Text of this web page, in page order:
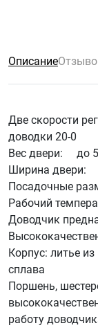
Описание
Две скорости
доводки 20-0
Вес двери: до
Ширина двери:
Посадочные
Рабочий
Доводчик
Корпус: литье
сплава
Поршень,
работу